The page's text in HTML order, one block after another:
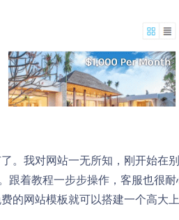
。我对网站一无所知，刚开始在
跟着教程一步步操作，客服也很耐
的网站模板就可以搭建一个高大